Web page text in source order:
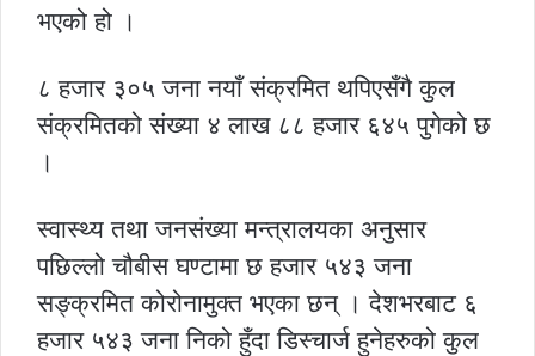
भएको हो ।
८ हजार ३०५ जना नयाँ संक्रमित थपिएसँगै कुल
संक्रमितको संख्या ४ लाख ८८ हजार ६४५ पुगेको छ
।
स्वास्थ्य तथा जनसंख्या मन्त्रालयका अनुसार
पछिल्लो चौबीस घण्टामा छ हजार ५४३ जना
सङ्क्रमित कोरोनामुक्त भएका छन् । देशभरबाट ६
हजार ५४३ जना निको हुँदा डिस्चार्ज हुनेहरुको कुल